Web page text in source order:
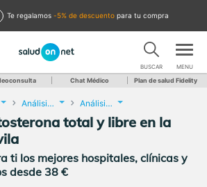
te regalamos -5% de descuento para tu compra
BUSCAR MENU
Chat Médico Plan de salud Fidelity
Análisis Clínicos Análisis de testosterona total y libre
total y libre en la
ti los mejores hospitales, clínicas y
desde 38 €